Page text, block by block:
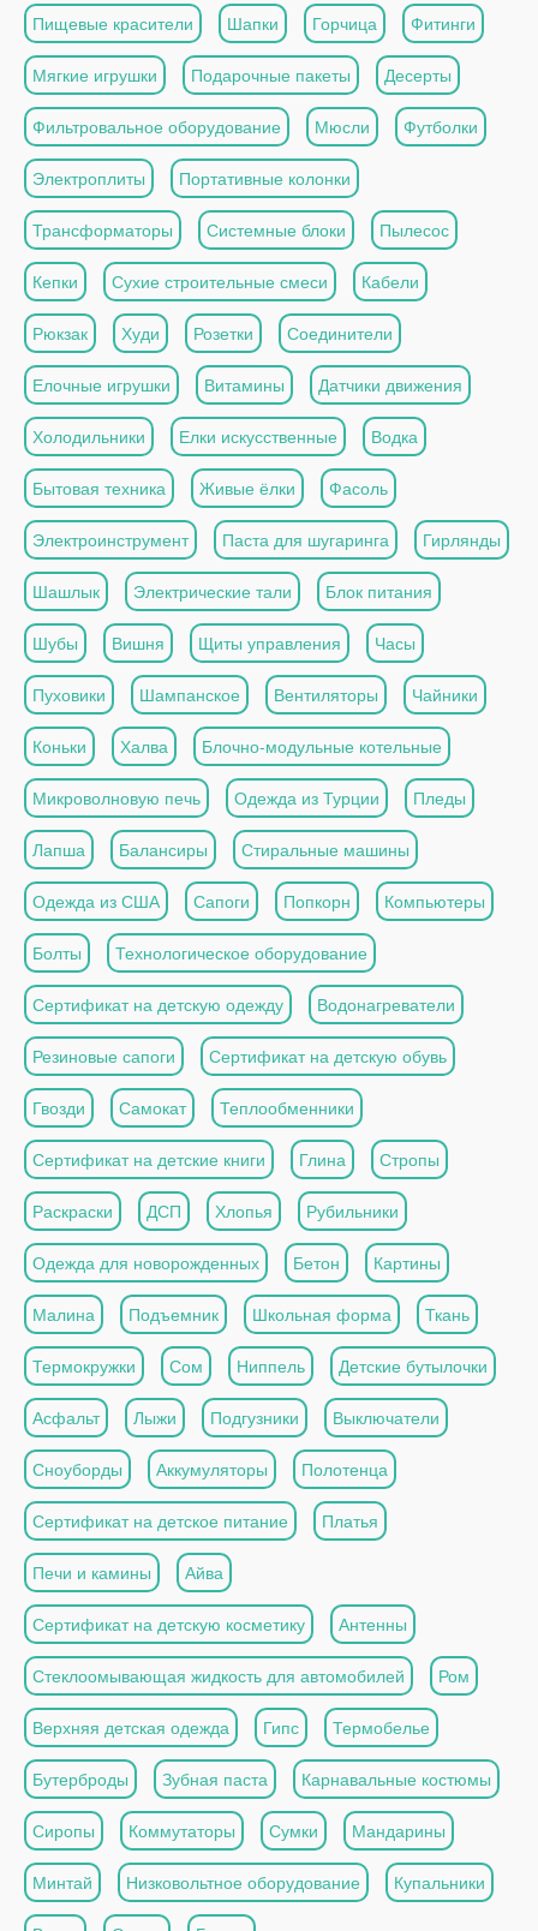
Пищевые красители Шапки Горчица Фитинги
Мягкие игрушки Подарочные пакеты Десерты
Фильтровальное оборудование Мюсли Футболки
Электроплиты Портативные колонки
Трансформаторы Системные блоки Пылесос
Кепки Сухие строительные смеси Кабели
Рюкзак Худи Розетки Соединители
Елочные игрушки Витамины Датчики движения
Холодильники Елки искусственные Водка
Бытовая техника Живые ёлки Фасоль
Электроинструмент Паста для шугаринга Гирлянды
Шашлык Электрические тали Блок питания
Шубы Вишня Щиты управления Часы
Пуховики Шампанское Вентиляторы Чайники
Коньки Халва Блочно-модульные котельные
Микроволновую печь Одежда из Турции Пледы
Лапша Балансиры Стиральные машины
Одежда из США Сапоги Попкорн Компьютеры
Болты Технологическое оборудование
Сертификат на детскую одежду Водонагреватели
Резиновые сапоги Сертификат на детскую обувь
Гвозди Самокат Теплообменники
Сертификат на детские книги Глина Стропы
Раскраски ДСП Хлопья Рубильники
Одежда для новорожденных Бетон Картины
Малина Подъемник Школьная форма Ткань
Термокружки Сом Ниппель Детские бутылочки
Асфальт Лыжи Подгузники Выключатели
Сноуборды Аккумуляторы Полотенца
Сертификат на детское питание Платья
Печи и камины Айва
Сертификат на детскую косметику Антенны
Стеклоомывающая жидкость для автомобилей Ром
Верхняя детская одежда Гипс Термобелье
Бутерброды Зубная паста Карнавальные костюмы
Сиропы Коммутаторы Сумки Мандарины
Минтай Низковольтное оборудование Купальники